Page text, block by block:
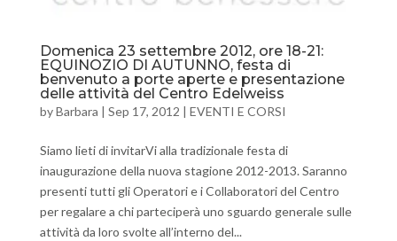
Domenica 23 settembre 2012, ore 18-21:
EQUINOZIO DI AUTUNNO, festa di
benvenuto a porte aperte e presentazione
delle attività del Centro Edelweiss
byBarbara | Sep 17, 2012 | EVENTI E CORSI
Siamo lieti di invitarVi alla tradizionale festa di
inaugurazione della nuova stagione 2012-2013. Saranno
presenti tutti gli Operatori e i Collaboratori del Centro
per regalare a chi parteciperà uno sguardo generale sulle
attività da loro svolte all’interno del...